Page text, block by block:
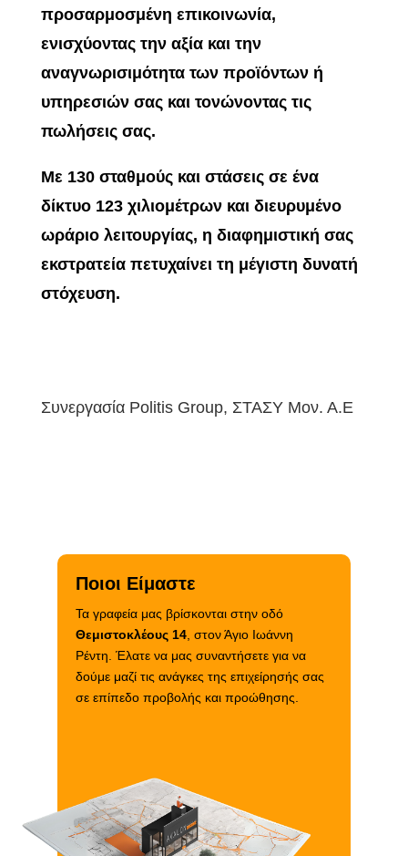
προσαρμοσμένη επικοινωνία,
ενισχύοντας την αξία και την
αναγνωρισιμότητα των προϊόντων ή
υπηρεσιών σας και τονώνοντας τις
πωλήσεις σας.
Με 130 σταθμούς και στάσεις σε ένα
δίκτυο 123 χιλιομέτρων και διευρυμένο
ωράριο λειτουργίας, η διαφημιστική σας
εκστρατεία πετυχαίνει τη μέγιστη δυνατή
στόχευση.
Συνεργασία Politis Group, ΣΤΑΣΥ Μον. Α.Ε
Ποιοι Είμαστε
Τα γραφεία μας βρίσκονται στην οδό
Θεμιστοκλέους 14, στον Άγιο Ιωάννη
Ρέντη. Έλατε να μας συναντήσετε για να
δούμε μαζί τις ανάγκες της επιχείρησής σας
σε επίπεδο προβολής και προώθησης.